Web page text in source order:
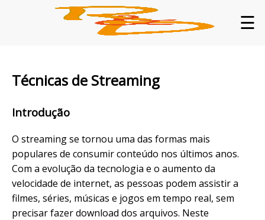
☰
Técnicas de Streaming
Introdução
O streaming se tornou uma das formas mais
populares de consumir conteúdo nos últimos anos.
Com a evolução da tecnologia e o aumento da
velocidade de internet, as pessoas podem assistir a
filmes, séries, músicas e jogos em tempo real, sem
precisar fazer download dos arquivos. Neste